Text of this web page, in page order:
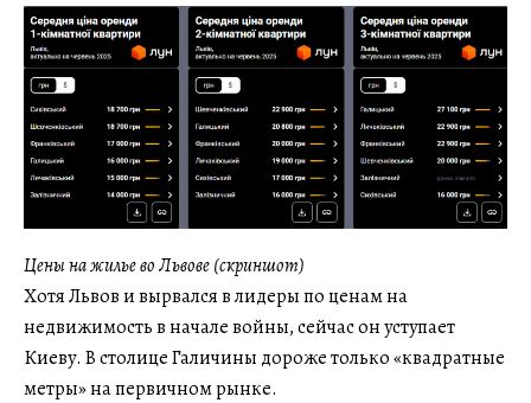
Цены на жилье во Львове (скриншот)
Хотя Львов и вырвался в лидеры по ценам на
недвижимость в начале войны, сейчас он уступает
Киеву. В столице Галичины дороже только «квадратные
метры» на первичном рынке.